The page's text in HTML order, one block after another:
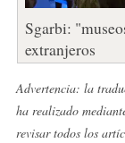
Sgarbi:
extranjeros
Advertencia: la
ha realizado
revisar todos los